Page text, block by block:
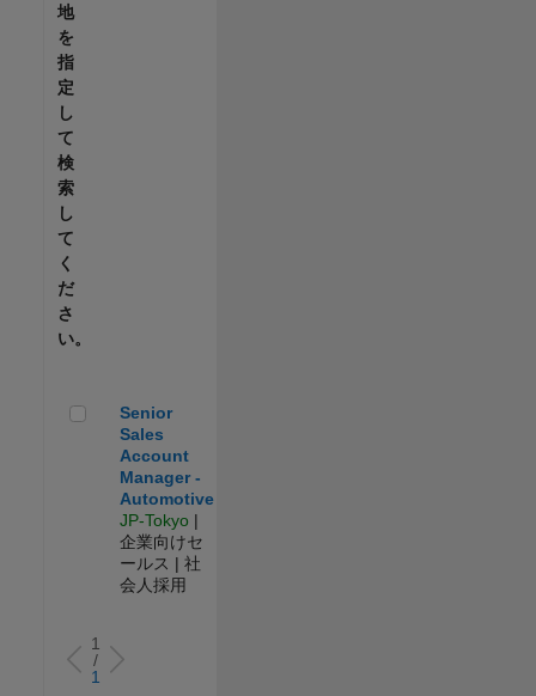
地
を
指
定
し
て
検
索
し
て
く
だ
さ
い。
Senior Sales Account Manager - Automotive
Senior
Sales
Account
Manager -
Automotive
JP-Tokyo |
企業向けセ
ールス | 社
会人採用
1
/
1